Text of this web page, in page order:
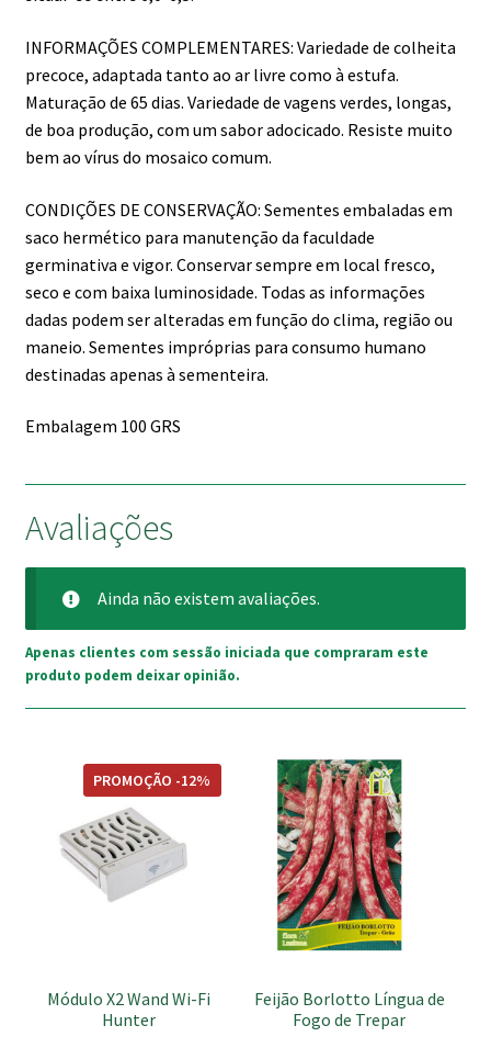
INFORMAÇÕES COMPLEMENTARES: Variedade de colheita
precoce, adaptada tanto ao ar livre como à estufa.
Maturação de 65 dias. Variedade de vagens verdes, longas,
de boa produção, com um sabor adocicado. Resiste muito
bem ao vírus do mosaico comum.
CONDIÇÕES DE CONSERVAÇÃO: Sementes embaladas em
saco hermético para manutenção da faculdade
germinativa e vigor. Conservar sempre em local fresco,
seco e com baixa luminosidade. Todas as informações
dadas podem ser alteradas em função do clima, região ou
maneio. Sementes impróprias para consumo humano
destinadas apenas à sementeira.
Embalagem 100 GRS
Avaliações
Ainda não existem avaliações.
Apenas clientes com sessão iniciada que compraram este
produto podem deixar opinião.
Módulo X2 Wand Wi-Fi
Hunter
PROMOÇÃO -12%
Feijão Borlotto Língua de
Fogo de Trepar